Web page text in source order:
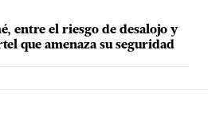
entre el riesgo de desalojo y
que amenaza su seguridad